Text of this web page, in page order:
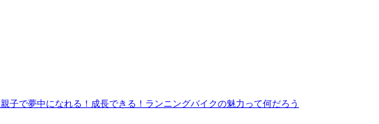
親子で夢中になれる！成長できる！ランニングバイクの魅力って何だろう